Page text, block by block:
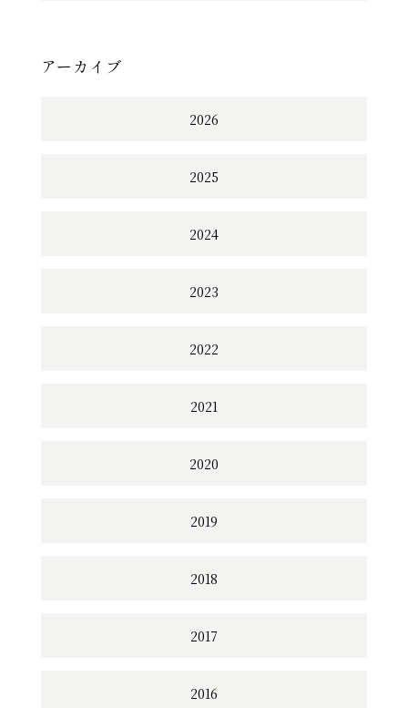
アーカイブ
2026
2025
2024
2023
2022
2021
2020
2019
2018
2017
2016